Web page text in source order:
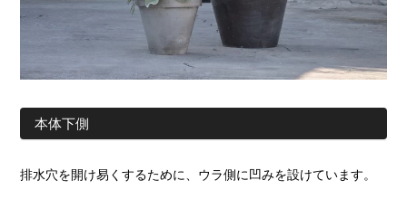
本体下側
排水穴を開け易くするために、ウラ側に凹みを設けています。